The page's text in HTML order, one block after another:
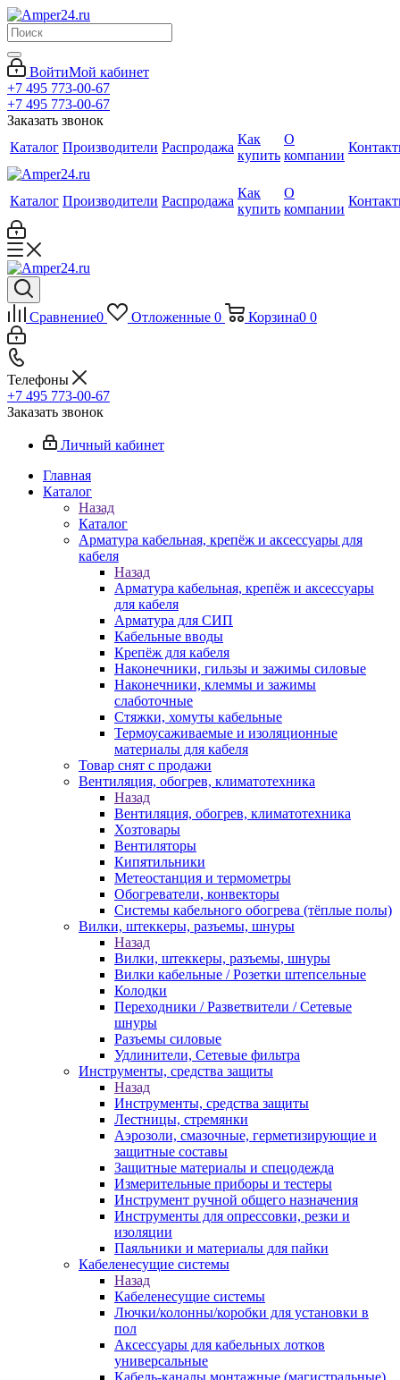
ВойтиМой кабинет
+7 495 773-00-67
+7 495 773-00-67
Заказать звонок
Каталог Производители Распродажа
Как
купить
О
компании
Каталог Производители Распродажа
Как
купить
О
компании
Сравнение0 Отложенные 0 Корзина0 0
Телефоны
+7 495 773-00-67
Заказать звонок
Личный кабинет
Главная
Каталог
Назад
Каталог
Арматура кабельная, крепёж и аксессуары для
кабеля
Назад
Арматура кабельная, крепёж и аксессуары
для кабеля
Арматура для СИП
Кабельные вводы
Крепёж для кабеля
Наконечники, гильзы и зажимы силовые
Наконечники, клеммы и зажимы
слаботочные
Стяжки, хомуты кабельные
Термоусаживаемые и изоляционные
материалы для кабеля
Товар снят с продажи
Вентиляция, обогрев, климатотехника
Назад
Вентиляция, обогрев, климатотехника
Хозтовары
Вентиляторы
Кипятильники
Метеостанция и термометры
Обогреватели, конвекторы
Системы кабельного обогрева (тёплые полы)
Вилки, штеккеры, разъемы, шнуры
Назад
Вилки, штеккеры, разъемы, шнуры
Вилки кабельные / Розетки штепсельные
Колодки
Переходники / Разветвители / Сетевые
шнуры
Разъемы силовые
Удлинители, Сетевые фильтра
Инструменты, средства защиты
Назад
Инструменты, средства защиты
Лестницы, стремянки
Аэрозоли, смазочные, герметизирующие и
защитные составы
Защитные материалы и спецодежда
Измерительные приборы и тестеры
Инструмент ручной общего назначения
Инструменты для опрессовки, резки и
изоляции
Паяльники и материалы для пайки
Кабеленесущие системы
Назад
Кабеленесущие системы
Лючки/колонны/коробки для установки в
пол
Аксессуары для кабельных лотков
универсальные
Кабель-каналы монтажные (магистральные)